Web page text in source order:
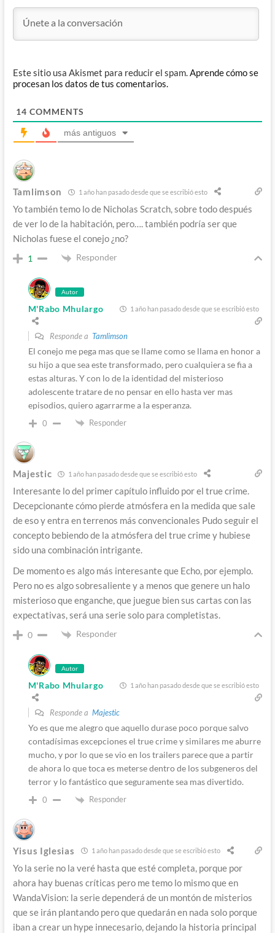
Este sitio usa Akismet para reducir el spam.Aprende cómo se
procesan los datos de tus comentarios.
14 COMMENTS
más antiguos
Tamlimson 1 año han pasado desde que se escribió esto
Yo también temo lo de Nicholas Scratch, sobre todo después
de ver lo de la habitación, pero…. también podría ser que
Nicholas fuese el conejo ¿no?
1 Responder
Autor
M'Rabo Mhulargo 1 año han pasado desde que se escribió esto
Responde a Tamlimson
El conejo me pega mas que se llame como se llama en honor a
su hijo a que sea este transformado, pero cualquiera se fia a
estas alturas. Y con lo de la identidad del misterioso
adolescente tratare de no pensar en ello hasta ver mas
episodios, quiero agarrarme a la esperanza.
0 Responder
Majestic 1 año han pasado desde que se escribió esto
Interesante lo del primer capítulo influido por el true crime.
Decepcionante cómo pierde atmósfera en la medida que sale
de eso y entra en terrenos más convencionales Pudo seguir el
concepto bebiendo de la atmósfera del true crime y hubiese
sido una combinación intrigante.
De momento es algo más interesante que Echo, por ejemplo.
Pero no es algo sobresaliente y a menos que genere un halo
misterioso que enganche, que juegue bien sus cartas con las
expectativas, será una serie solo para completistas.
0 Responder
Autor
M'Rabo Mhulargo 1 año han pasado desde que se escribió esto
Responde a Majestic
Yo es que me alegro que aquello durase poco porque salvo
contadísimas excepciones el true crime y similares me aburre
mucho, y por lo que se vio en los trailers parece que a partir
de ahora lo que toca es meterse dentro de los subgeneros del
terror y lo fantástico que seguramente sea mas divertido.
0 Responder
Yisus Iglesias 1 año han pasado desde que se escribió esto
Yo la serie no la veré hasta que esté completa, porque por
ahora hay buenas críticas pero me temo lo mismo que en
WandaVision: la serie dependerá de un montón de misterios
que se irán plantando pero que quedarán en nada solo porque
iban a crear un hype innecesario, dejando la historia principal